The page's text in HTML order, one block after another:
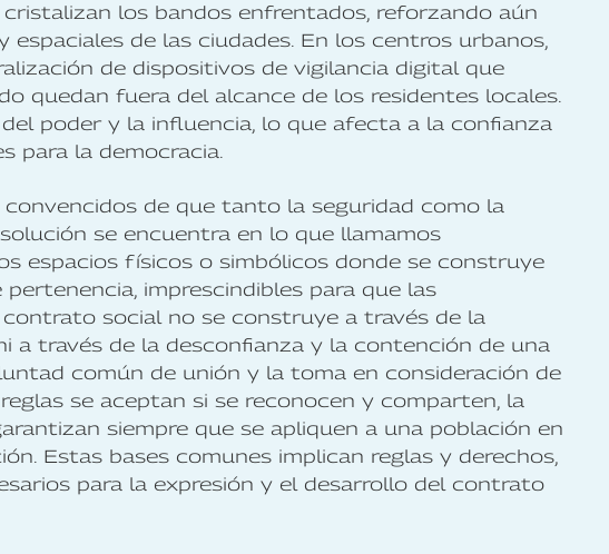
los bandos enfrentados, reforzando aún
espaciales de las ciudades. En los centros urbanos,
de dispositivos de vigilancia digital que
quedan fuera del alcance de los residentes locales.
poder y la influencia, lo que afecta a la confianza
para la democracia.
de que tanto la seguridad como la
se encuentra en lo que llamamos
espacios físicos o simbólicos donde se construye
imprescindibles para que las
contrato social no se construye a través de la
a través de la desconfianza y la contención de una
común de unión y la toma en consideración de
se aceptan si se reconocen y comparten, la
siempre que se apliquen a una población en
Estas bases comunes implican reglas y derechos,
para la expresión y el desarrollo del contrato